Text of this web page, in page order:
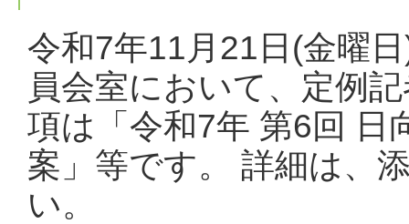
令和7年11月21日(金曜
員会室において、定例
項は「令和7年 第6回 日
案」等です。 詳細は、
い。